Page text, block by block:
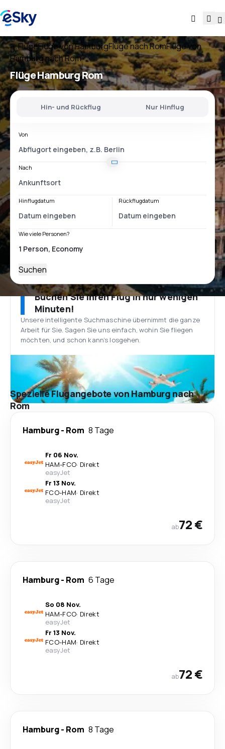
FlügeFlüge von HamburgFlüge nach RomFlüge von
Hamburg nach Rom
FlügeHamburg Rom
Hin- und Rückflug Nur Hinflug
Von
Nach
Hinflugdatum Rückflugdatum
Wie viele Personen?
Suchen
Buchen Sie Ihren Flug in nur wenigen
Minuten!
Unsere intelligente Suchmaschine übernimmt die ganze
Arbeit für Sie. Sagen Sie uns einfach, wohin Sie fliegen
möchten, und schon kann’s losgehen.
Spezielle Flugangebote von Hamburg nach
Rom
Hamburg- Rom 8 Tage
Fr 06 Nov.
HAM-FCO· Direkt
easyJet
Fr 13 Nov.
FCO-HAM· Direkt
easyJet
ab72 €
Hamburg- Rom 6 Tage
So 08 Nov.
HAM-FCO· Direkt
easyJet
Fr 13 Nov.
FCO-HAM· Direkt
easyJet
ab72 €
Hamburg- Rom 8 Tage